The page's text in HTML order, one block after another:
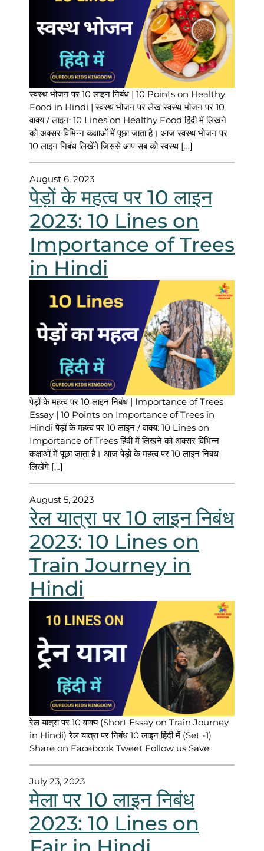
स्वस्थ भोजन पर 10 लाइन निबंध | 10 Points on Healthy
Food in Hindi | स्वस्थ भोजन पर लेख स्वस्थ भोजन पर 10
वाक्य / लाइन: 10 Lines on Healthy Food हिंदी में लिखने
को अक्सर विभिन्न कक्षाओं में पूछा जाता है। आज स्वस्थ भोजन पर
10 लाइन निबंध लिखेंगे जिससे आप सब को स्वस्थ […]
August 6, 2023
पेड़ों के महत्व पर 10 लाइन
2023: 10 Lines on
Importance of Trees
in Hindi
पेड़ों के महत्व पर 10 लाइन निबंध | Importance of Trees
Essay | 10 Points on Importance of Trees in
Hindi पेड़ों के महत्व पर 10 लाइन / वाक्य: 10 Lines on
Importance of Trees हिंदी में लिखने को अक्सर विभिन्न
कक्षाओं में पूछा जाता है। आज पेड़ों के महत्व पर 10 लाइन निबंध
लिखेंगे […]
August 5, 2023
रेल यात्रा पर 10 लाइन निबंध
2023: 10 Lines on
Train Journey in
Hindi
रेल यात्रा पर 10 वाक्य (Short Essay on Train Journey
in Hindi) रेल यात्रा पर निबंध 10 लाइन हिंदी में (Set -1)
Share on Facebook Tweet Follow us Save
July 23, 2023
मेला पर 10 लाइन निबंध
2023: 10 Lines on